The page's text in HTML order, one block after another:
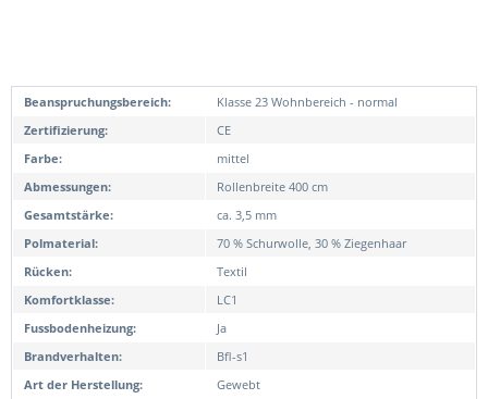
Beanspruchungsbereich:
Klasse 23 Wohnbereich - normal
Zertifizierung:
CE
Farbe:
mittel
Abmessungen:
Rollenbreite 400 cm
Gesamtstärke:
ca. 3,5 mm
Polmaterial:
70 % Schurwolle, 30 % Ziegenhaar
Rücken:
Textil
Komfortklasse:
LC1
Fussbodenheizung:
Ja
Brandverhalten:
Bfl-s1
Art der Herstellung:
Gewebt